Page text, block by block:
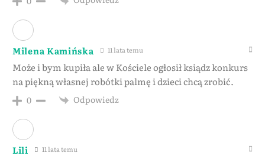
Milena Kamińska 11 lata temu
Może i bym kupiła ale w Kościele ogłosił ksiądz konkurs
na piękną własnej robótki palmę i dzieci chcą zrobić.
0 Odpowiedz
Lili 11 lata temu